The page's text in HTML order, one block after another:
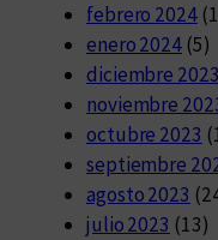
febrero 2024
enero 2024 (5)
diciembre 2023
noviembre
octubre 2023
septiembre
agosto 2023
julio 2023 (13)